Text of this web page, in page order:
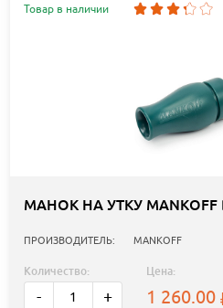
Товар в наличии
МАНОК НА УТКУ MANKOFF
ПРОИЗВОДИТЕЛЬ: MANKOFF
Количество:
- +
Цена:
1 260.00